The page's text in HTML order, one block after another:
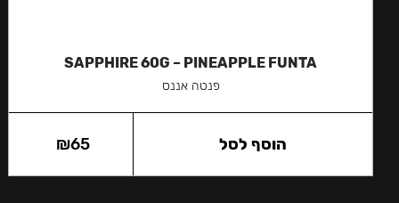
SAPPHIRE 60G – PINEAPPLE FUNTA
פנטה אננס
₪65 הוסף לסל